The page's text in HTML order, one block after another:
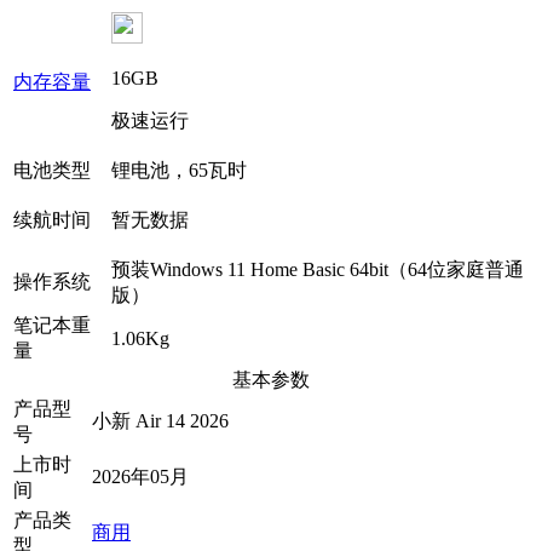
内存容量 16GB
极速运行
电池类型 锂电池，65瓦时
续航时间 暂无数据
操作系统
预装Windows 11 Home Basic 64bit（64位家庭普通
版）
笔记本重
量
1.06Kg
基本参数
产品型
号
小新 Air 14 2026
上市时
间
2026年05月
产品类
型
商用